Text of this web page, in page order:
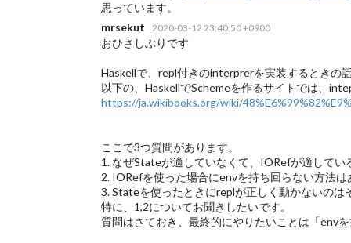
思っています。
mrsekut
2020-03-12 23:40:50 +0900
おひさしぶりです
Haskellで、repl付きのinterprerを実装するときの
以下の、HaskellでSchemeを作るサイトでは、
https://ja.wikibooks.org/wiki/
ここで3つ質問があります。
1. なぜStateが適していなくて、IORefが適してい
2. IORefを使った場合にenvを持ち回らない方法は
3. Stateを使ったときにreplが正しく動かないの
特に、1,2についてお聞きしたいです。
質問はさておき、最終的にやりたいことは「env